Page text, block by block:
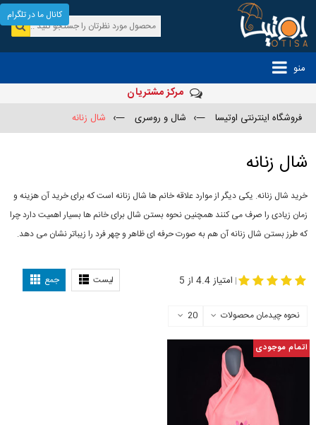
منو
مرکز مشتریان
فروشگاه اینترنتی اوتیسا —› شال و روسری —› شال زنانه
شال زنانه
خرید شال زنانه. یکی دیگر از موارد علاقه خانم ها شال زنانه است که برای خرید آن هزینه و
زمان زیادی را صرف می کنند همچنین نحوه بستن شال برای خانم ها بسیار اهمیت دارد چرا
که طرز بستن شال زنانه آن هم به صورت حرفه ای ظاهر و چهر فرد را زیباتر نشان می دهد.
لیست جمع | امتیاز 4.4 از 5
نحوه چیدمان محصولات 20
اتمام موجودی
کانال ما در تلگرام